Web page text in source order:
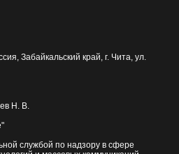
Забайкальский край, г. Чита, ул.
Н. В.
службой по надзору в сфере